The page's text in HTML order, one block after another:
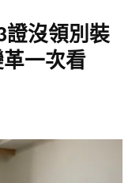
證沒領別裝
一次看